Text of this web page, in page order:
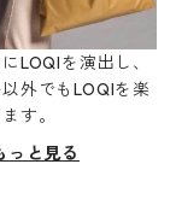
LOQIを演出し、
外でもLOQIを楽
す。
っと見る